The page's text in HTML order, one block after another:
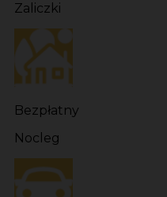
Zaliczki
Bezpłatny
Nocleg